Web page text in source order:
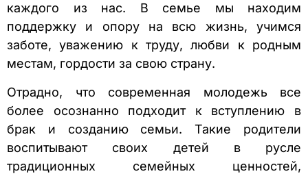
каждого из нас. В семье мы находим
поддержку и опору на всю жизнь, учимся
заботе, уважению к труду, любви к родным
местам, гордости за свою страну.
Отрадно, что современная молодежь все
более осознанно подходит к вступлению в
брак и созданию семьи. Такие родители
воспитывают своих детей в русле
традиционных семейных ценностей,